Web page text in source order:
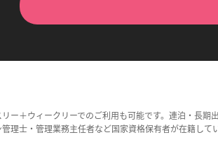
ー＋ウィークリーでのご利用も可能です。連泊・長期
理士・管理業務主任者など国家資格保有者が在籍し